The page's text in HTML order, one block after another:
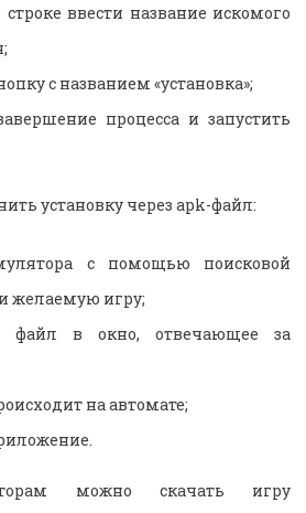
ввести название искомого
с названием «установка»;
процесса и запустить
установку через apk-файл:
с помощью поисковой
желаемую игру;
файл в окно, отвечающее за
на автомате;
можно скачать игру